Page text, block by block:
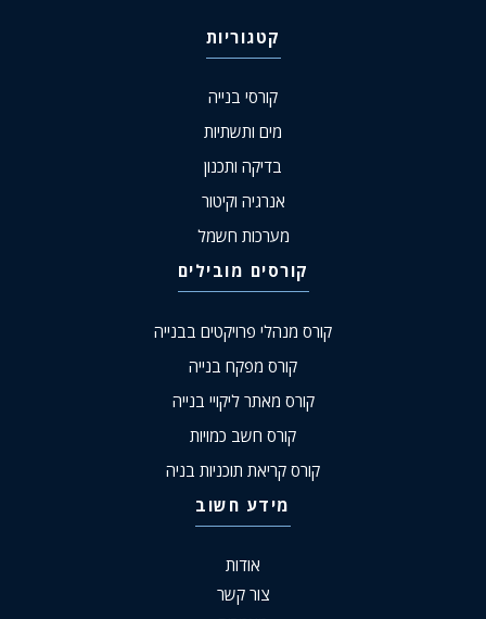
קטגוריות
קורסי בנייה
מים ותשתיות
בדיקה ותכנון
אנרגיה וקיטור
מערכות חשמל
קורסים מובילים
קורס מנהלי פרויקטים בבנייה
קורס מפקח בנייה
קורס מאתר ליקויי בנייה
קורס חשב כמויות
קורס קריאת תוכניות בניה
מידע חשוב
אודות
צור קשר